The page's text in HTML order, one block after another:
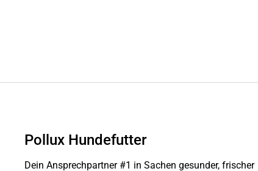
Pollux Hundefutter
Dein Ansprechpartner #1 in Sachen gesunder, frischer